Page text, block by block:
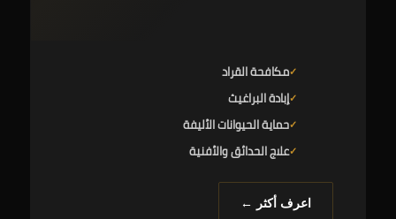
مكافحة القراد
إبادة البراغيث
حماية الحيوانات الأليفة
علاج الحدائق والأفنية
اعرف أكثر ←